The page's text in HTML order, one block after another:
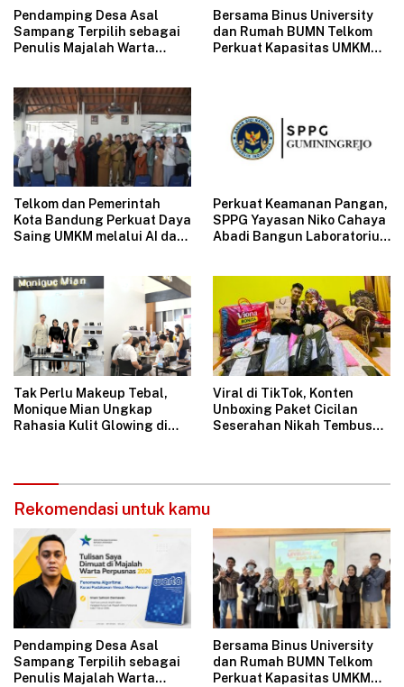
Pendamping Desa Asal
Sampang Terpilih sebagai
Penulis Majalah Warta
Bersama Binus University
dan Rumah BUMN Telkom
Perkuat Kapasitas UMKM
Telkom dan Pemerintah
Kota Bandung Perkuat Daya
Saing UMKM melalui AI dan
Perkuat Keamanan Pangan,
SPPG Yayasan Niko Cahaya
Abadi Bangun Laboratorium
Tak Perlu Makeup Tebal,
Monique Mian Ungkap
Rahasia Kulit Glowing di
Viral di TikTok, Konten
Unboxing Paket Cicilan
Seserahan Nikah Tembus
Rekomendasi untuk kamu
Pendamping Desa Asal
Sampang Terpilih sebagai
Penulis Majalah Warta
Bersama Binus University
dan Rumah BUMN Telkom
Perkuat Kapasitas UMKM